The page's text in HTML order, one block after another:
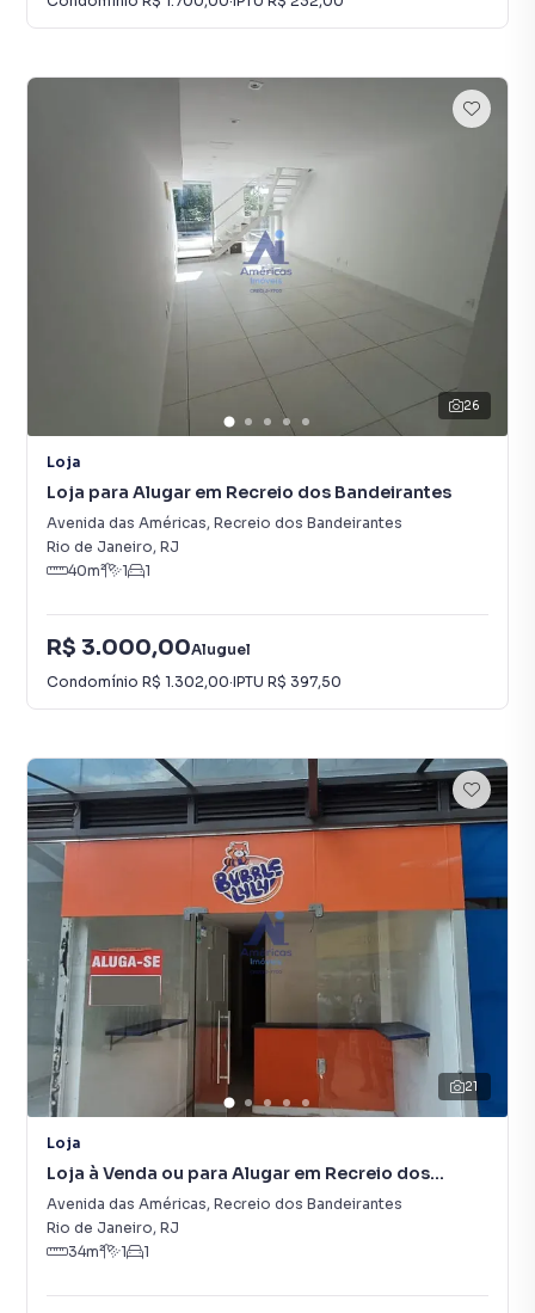
26
Loja
Loja para Alugar em Recreio dos Bandeirantes
Avenida das Américas, Recreio dos Bandeirantes
Rio de Janeiro, RJ
40m² 1 1
R$ 3.000,00Aluguel
Condomínio R$ 1.302,00·IPTU R$ 397,50
21
Loja
Loja à Venda ou para Alugar em Recreio dos
Bandeirantes
Avenida das Américas, Recreio dos Bandeirantes
Rio de Janeiro, RJ
34m² 1 1